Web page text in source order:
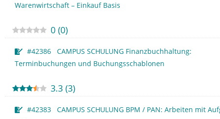
Warenwirtschaft – Einkauf Basis
0 (0)
#42386 CAMPUS SCHULUNG Finanzbuchhaltung:
Terminbuchungen und Buchungsschablonen
3.3 (3)
#42383 CAMPUS SCHULUNG BPM / PAN: Arbeiten mit